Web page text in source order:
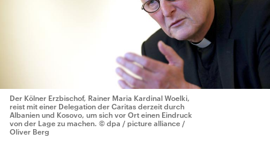
Der Kölner Erzbischof, Rainer Maria Kardinal Woelki,
reist mit einer Delegation der Caritas derzeit durch
Albanien und Kosovo, um sich vor Ort einen Eindruck
von der Lage zu machen. © dpa / picture alliance /
Oliver Berg